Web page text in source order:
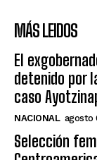
MÁS LEIDOS
El
detenido por
caso
NACIONAL agosto
Selección